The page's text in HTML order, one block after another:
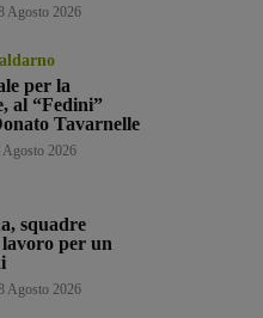
Agosto 2026
per la
al “Fedini”
Tavarnelle
Agosto 2026
squadre
per un
Agosto 2026